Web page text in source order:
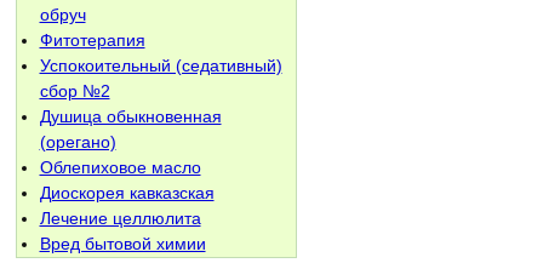
обруч
Фитотерапия
Успокоительный (седативный)
сбор №2
Душица обыкновенная
(орегано)
Облепиховое масло
Диоскорея кавказская
Лечение целлюлита
Вред бытовой химии